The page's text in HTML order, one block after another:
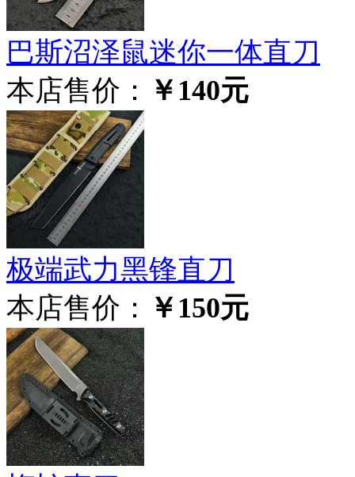
巴斯沼泽鼠迷你一体直刀
本店售价： ￥140元
极‮武端‬力黑锋直刀
本店售价： ￥150元